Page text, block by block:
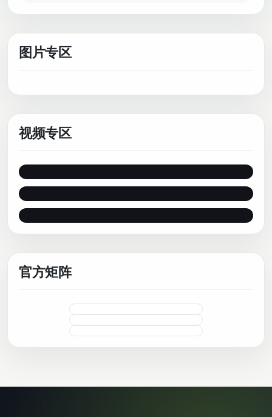
图片专区
视频专区
PLAY
PLAY
官方矩阵